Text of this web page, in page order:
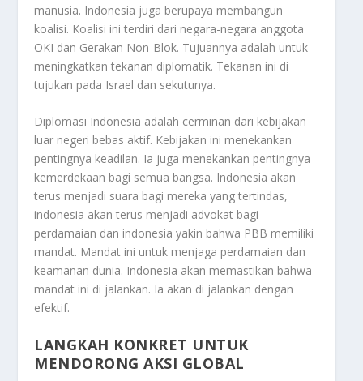
manusia. Indonesia juga berupaya membangun
koalisi. Koalisi ini terdiri dari negara-negara anggota
OKI dan Gerakan Non-Blok. Tujuannya adalah untuk
meningkatkan tekanan diplomatik. Tekanan ini di
tujukan pada Israel dan sekutunya.
Diplomasi Indonesia adalah cerminan dari kebijakan
luar negeri bebas aktif. Kebijakan ini menekankan
pentingnya keadilan. Ia juga menekankan pentingnya
kemerdekaan bagi semua bangsa. Indonesia akan
terus menjadi suara bagi mereka yang tertindas,
indonesia akan terus menjadi advokat bagi
perdamaian dan indonesia yakin bahwa PBB memiliki
mandat. Mandat ini untuk menjaga perdamaian dan
keamanan dunia. Indonesia akan memastikan bahwa
mandat ini di jalankan. Ia akan di jalankan dengan
efektif.
LANGKAH KONKRET UNTUK
MENDORONG AKSI GLOBAL